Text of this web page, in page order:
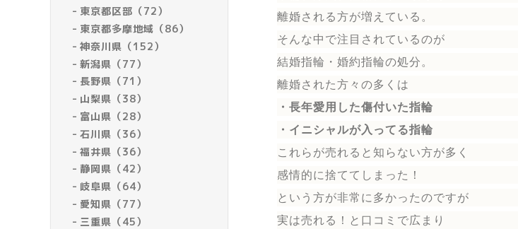
東京都区部（72）
東京都多摩地域（86）
神奈川県（152）
新潟県（77）
長野県（71）
山梨県（38）
富山県（28）
石川県（36）
福井県（36）
静岡県（42）
岐阜県（64）
愛知県（77）
三重県（45）
離婚される方が増えている。
そんな中で注目されているのが
結婚指輪 ・婚約指輪の処分。
離婚された方々の多くは
・長年愛用した傷付いた指輪
・イニシャルが入ってる指輪
これらが売れると知らない方が多く
感情的に捨ててしまった！
という方が非常に多かったのですが
実は売れる！と口コミで広まり